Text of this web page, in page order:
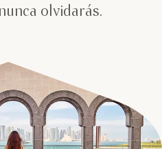
olvidarás.